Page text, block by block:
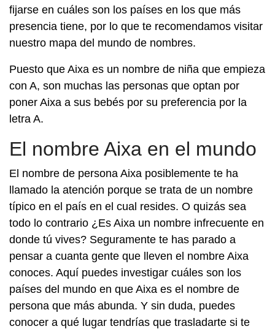
fijarse en cuáles son los países en los que más
presencia tiene, por lo que te recomendamos visitar
nuestro mapa del mundo de nombres.
Puesto que Aixa es un nombre de niña que empieza
con A, son muchas las personas que optan por
poner Aixa a sus bebés por su preferencia por la
letra A.
El nombre Aixa en el mundo
El nombre de persona Aixa posiblemente te ha
llamado la atención porque se trata de un nombre
típico en el país en el cual resides. O quizás sea
todo lo contrario ¿Es Aixa un nombre infrecuente en
donde tú vives? Seguramente te has parado a
pensar a cuanta gente que lleven el nombre Aixa
conoces. Aquí puedes investigar cuáles son los
países del mundo en que Aixa es el nombre de
persona que más abunda. Y sin duda, puedes
conocer a qué lugar tendrías que trasladarte si te